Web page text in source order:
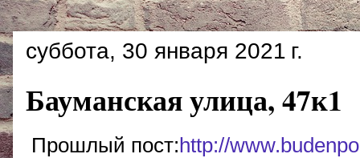
суббота, 30 января 2021 г.
Бауманская улица, 47к1
Прошлый пост:http://